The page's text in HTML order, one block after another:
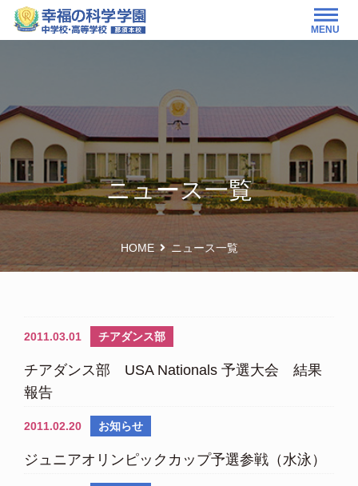
MENU
ニュース一覧
HOME ニュース一覧
2011.03.01 チアダンス部
チアダンス部 USA Nationals 予選大会 結果
報告
2011.02.20 お知らせ
ジュニアオリンピックカップ予選参戦（水泳）